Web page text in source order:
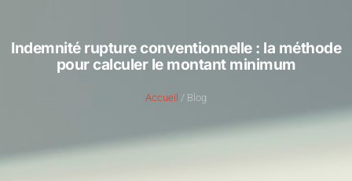
Indemnité rupture conventionnelle : la méthode
pour calculer le montant minimum
Accueil / Blog